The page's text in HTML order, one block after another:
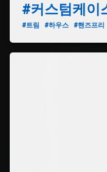
#커스텀케이
#트림
#하우스 #핸즈프리